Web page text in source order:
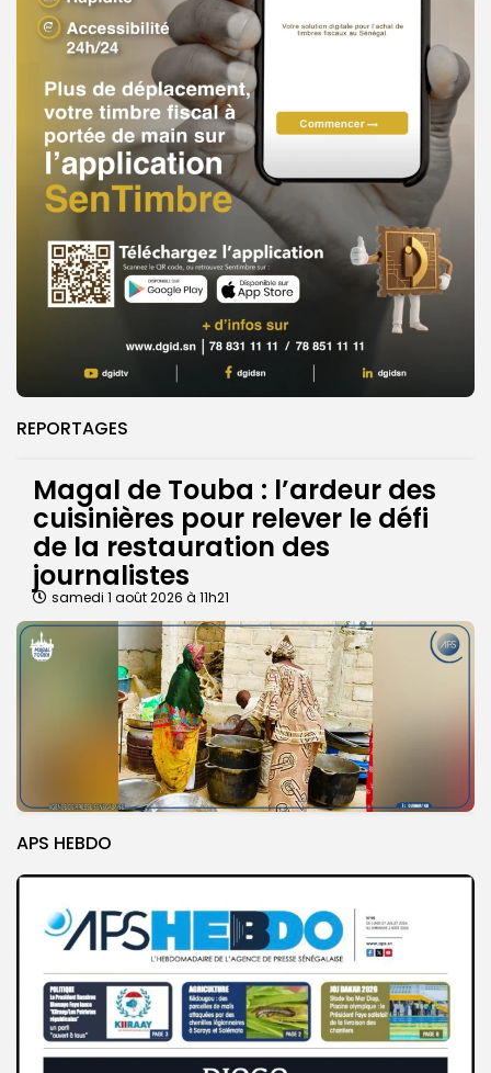
REPORTAGES
Magal de Touba : l’ardeur des
cuisinières pour relever le défi
de la restauration des
journalistes
samedi 1 août 2026 à 11h21
APS HEBDO